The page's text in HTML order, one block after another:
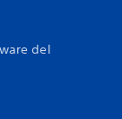
del